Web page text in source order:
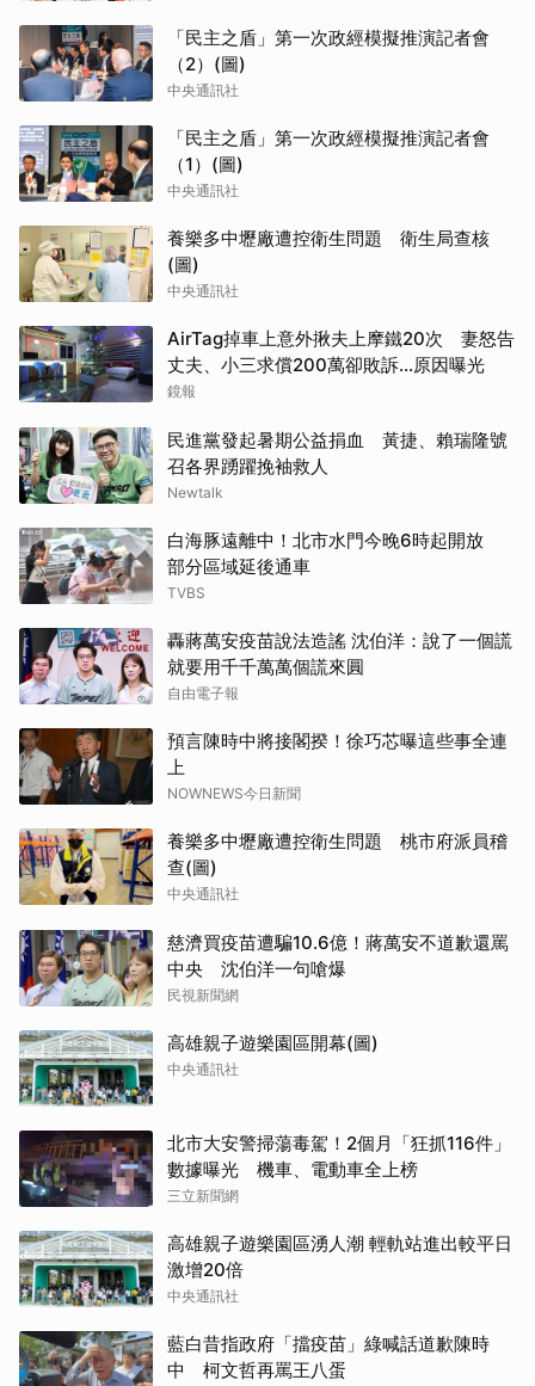
「民主之盾」第一次政經模擬推演記者會
（2）(圖)
中央通訊社
「民主之盾」第一次政經模擬推演記者會
（1）(圖)
中央通訊社
養樂多中壢廠遭控衛生問題 衛生局查核
(圖)
中央通訊社
AirTag掉車上意外揪夫上摩鐵20次 妻怒告
丈夫、小三求償200萬卻敗訴...原因曝光
鏡報
民進黨發起暑期公益捐血 黃捷、賴瑞隆號
召各界踴躍挽袖救人
Newtalk
白海豚遠離中！北市水門今晚6時起開放
部分區域延後通車
TVBS
轟蔣萬安疫苗說法造謠 沈伯洋：說了一個謊
就要用千千萬萬個謊來圓
自由電子報
預言陳時中將接閣揆！徐巧芯曝這些事全連
上
NOWNEWS今日新聞
養樂多中壢廠遭控衛生問題 桃市府派員稽
查(圖)
中央通訊社
慈濟買疫苗遭騙10.6億！蔣萬安不道歉還罵
中央 沈伯洋一句嗆爆
民視新聞網
高雄親子遊樂園區開幕(圖)
中央通訊社
北市大安警掃蕩毒駕！2個月「狂抓116件」
數據曝光 機車、電動車全上榜
三立新聞網
高雄親子遊樂園區湧人潮 輕軌站進出較平日
激增20倍
中央通訊社
藍白昔指政府「擋疫苗」綠喊話道歉陳時
中 柯文哲再罵王八蛋